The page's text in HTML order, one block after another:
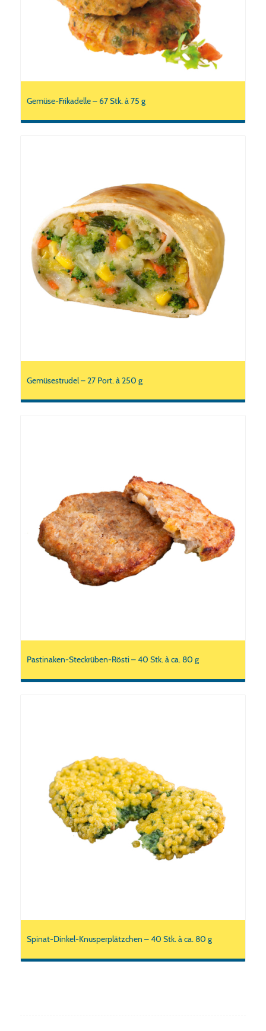
Gemüse-Frikadelle – 67 Stk. à 75 g
Gemüsestrudel – 27 Port. à 250 g
Pastinaken-Steckrüben-Rösti – 40 Stk. à ca. 80 g
Spinat-Dinkel-Knusperplätzchen – 40 Stk. à ca. 80 g